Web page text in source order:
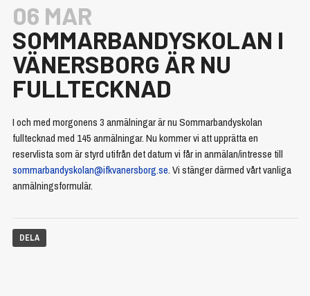
06 MAR
SOMMARBANDYSKOLAN I
VÄNERSBORG ÄR NU
FULLTECKNAD
I och med morgonens 3 anmälningar är nu Sommarbandyskolan
fulltecknad med 145 anmälningar. Nu kommer vi att upprätta en
reservlista som är styrd utifrån det datum vi får in anmälan/intresse till
sommarbandyskolan@ifkvanersborg.se. Vi stänger därmed vårt vanliga
anmälningsformulär.
DELA